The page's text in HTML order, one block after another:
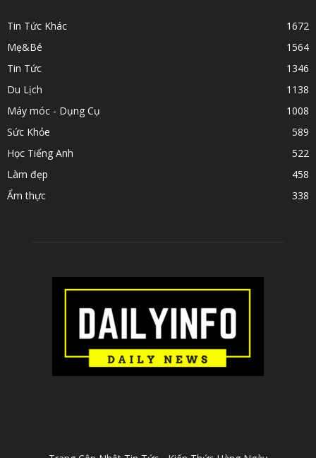
Tin Tức Khác
1672
Mẹ&Bé
1564
Tin Tức
1346
Du Lịch
1138
Máy móc - Dụng Cụ
1008
Sức Khỏe
589
Học Tiếng Anh
522
Làm đẹp
458
Ẩm thực
338